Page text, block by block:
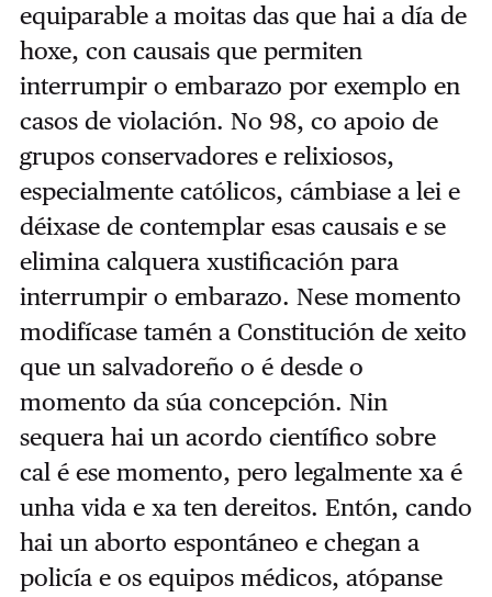
equiparable a moitas das que hai a día de
hoxe, con causais que permiten
interrumpir o embarazo por exemplo en
casos de violación. No 98, co apoio de
grupos conservadores e relixiosos,
especialmente católicos, cámbiase a lei e
déixase de contemplar esas causais e se
elimina calquera xustificación para
interrumpir o embarazo. Nese momento
modifícase tamén a Constitución de xeito
que un salvadoreño o é desde o
momento da súa concepción. Nin
sequera hai un acordo científico sobre
cal é ese momento, pero legalmente xa é
unha vida e xa ten dereitos. Entón, cando
hai un aborto espontáneo e chegan a
policía e os equipos médicos, atópanse